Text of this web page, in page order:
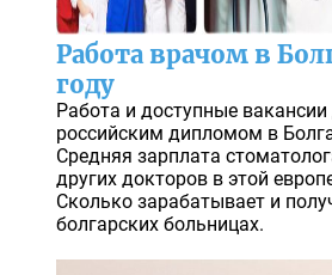
Работа врачом в
году
Работа и доступные
российским дипломом в
Средняя зарплата
других докторов в этой
Сколько зарабатывает и
болгарских больницах.